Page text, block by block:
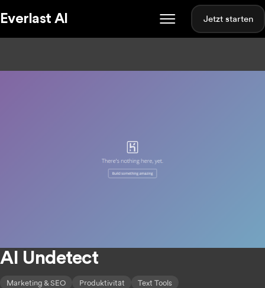
Everlast AI Jetzt starten
AI Undetect
Marketing & SEO Produktivität Text Tools